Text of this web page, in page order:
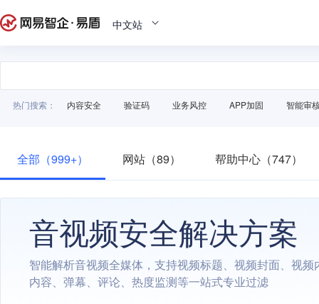
中文站
热门搜索： 内容安全 验证码 业务风控 APP加固 智能审
全部（999+） 网站（89） 帮助中心（747）
音视频安全解决方案
智能解析音视频全媒体，支持视频标题、视频封面、视频
内容、弹幕、评论、热度监测等一站式专业过滤